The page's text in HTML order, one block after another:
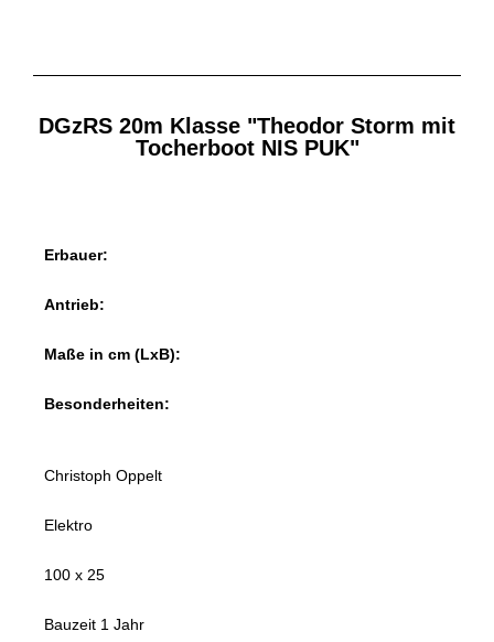
DGzRS 20m Klasse "Theodor Storm mit
Tocherboot NIS PUK"
Erbauer:
Antrieb:
Maße in cm (LxB):
Besonderheiten:
Christoph Oppelt
Elektro
100 x 25
Bauzeit 1 Jahr